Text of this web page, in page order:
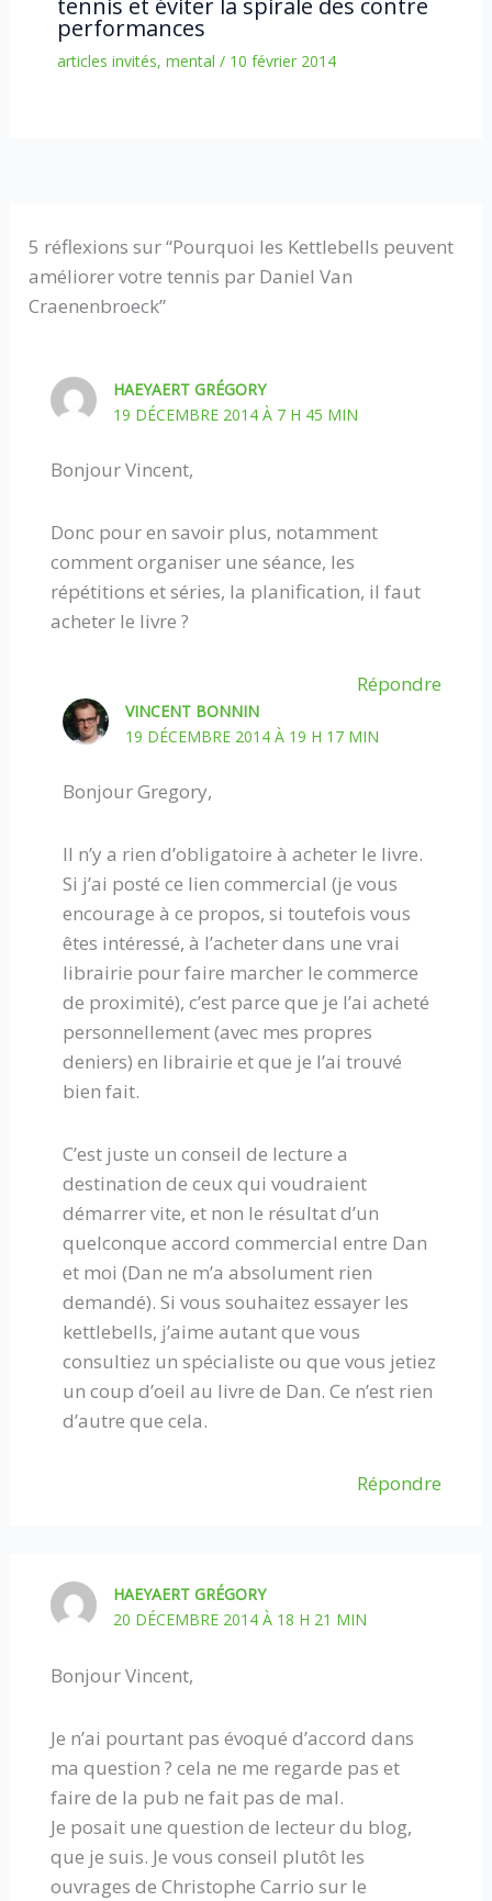
tennis et éviter la spirale des contre
performances
articles invités, mental / 10 février 2014
5 réflexions sur “Pourquoi les Kettlebells peuvent
améliorer votre tennis par Daniel Van
Craenenbroeck”
HAEYAERT GRÉGORY
19 DÉCEMBRE 2014 À 7 H 45 MIN
Bonjour Vincent,
Donc pour en savoir plus, notamment
comment organiser une séance, les
répétitions et séries, la planification, il faut
acheter le livre ?
Répondre
VINCENT BONNIN
19 DÉCEMBRE 2014 À 19 H 17 MIN
Bonjour Gregory,
Il n’y a rien d’obligatoire à acheter le livre.
Si j’ai posté ce lien commercial (je vous
encourage à ce propos, si toutefois vous
êtes intéressé, à l’acheter dans une vrai
librairie pour faire marcher le commerce
de proximité), c’est parce que je l’ai acheté
personnellement (avec mes propres
deniers) en librairie et que je l’ai trouvé
bien fait.
C’est juste un conseil de lecture a
destination de ceux qui voudraient
démarrer vite, et non le résultat d’un
quelconque accord commercial entre Dan
et moi (Dan ne m’a absolument rien
demandé). Si vous souhaitez essayer les
kettlebells, j’aime autant que vous
consultiez un spécialiste ou que vous jetiez
un coup d’oeil au livre de Dan. Ce n’est rien
d’autre que cela.
Répondre
HAEYAERT GRÉGORY
20 DÉCEMBRE 2014 À 18 H 21 MIN
Bonjour Vincent,
Je n’ai pourtant pas évoqué d’accord dans
ma question ? cela ne me regarde pas et
faire de la pub ne fait pas de mal.
Je posait une question de lecteur du blog,
que je suis. Je vous conseil plutôt les
ouvrages de Christophe Carrio sur le